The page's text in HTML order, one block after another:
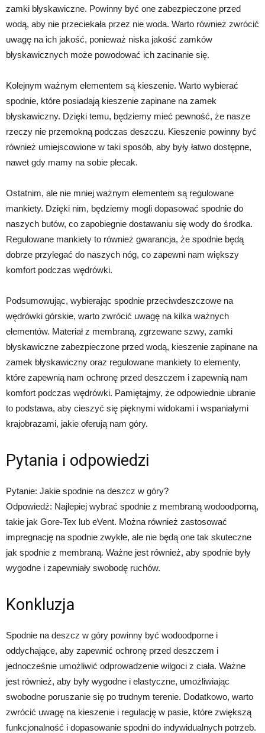
zamki błyskawiczne. Powinny być one zabezpieczone przed
wodą, aby nie przeciekała przez nie woda. Warto również zwrócić
uwagę na ich jakość, ponieważ niska jakość zamków
błyskawicznych może powodować ich zacinanie się.
Kolejnym ważnym elementem są kieszenie. Warto wybierać
spodnie, które posiadają kieszenie zapinane na zamek
błyskawiczny. Dzięki temu, będziemy mieć pewność, że nasze
rzeczy nie przemokną podczas deszczu. Kieszenie powinny być
również umiejscowione w taki sposób, aby były łatwo dostępne,
nawet gdy mamy na sobie plecak.
Ostatnim, ale nie mniej ważnym elementem są regulowane
mankiety. Dzięki nim, będziemy mogli dopasować spodnie do
naszych butów, co zapobiegnie dostawaniu się wody do środka.
Regulowane mankiety to również gwarancja, że spodnie będą
dobrze przylegać do naszych nóg, co zapewni nam większy
komfort podczas wędrówki.
Podsumowując, wybierając spodnie przeciwdeszczowe na
wędrówki górskie, warto zwrócić uwagę na kilka ważnych
elementów. Materiał z membraną, zgrzewane szwy, zamki
błyskawiczne zabezpieczone przed wodą, kieszenie zapinane na
zamek błyskawiczny oraz regulowane mankiety to elementy,
które zapewnią nam ochronę przed deszczem i zapewnią nam
komfort podczas wędrówki. Pamiętajmy, że odpowiednie ubranie
to podstawa, aby cieszyć się pięknymi widokami i wspaniałymi
krajobrazami, jakie oferują nam góry.
Pytania i odpowiedzi
Pytanie: Jakie spodnie na deszcz w góry?
Odpowiedź: Najlepiej wybrać spodnie z membraną wodoodporną,
takie jak Gore-Tex lub eVent. Można również zastosować
impregnację na spodnie zwykłe, ale nie będą one tak skuteczne
jak spodnie z membraną. Ważne jest również, aby spodnie były
wygodne i zapewniały swobodę ruchów.
Konkluzja
Spodnie na deszcz w góry powinny być wodoodporne i
oddychające, aby zapewnić ochronę przed deszczem i
jednocześnie umożliwić odprowadzenie wilgoci z ciała. Ważne
jest również, aby były wygodne i elastyczne, umożliwiając
swobodne poruszanie się po trudnym terenie. Dodatkowo, warto
zwrócić uwagę na kieszenie i regulację w pasie, które zwiększą
funkcjonalność i dopasowanie spodni do indywidualnych potrzeb.